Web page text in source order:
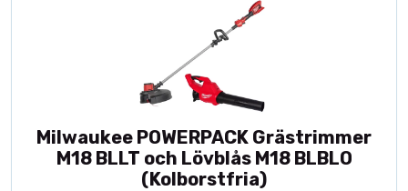
Milwaukee POWERPACK Grästrimmer
M18 BLLT och Lövblås M18 BLBLO
(Kolborstfria)